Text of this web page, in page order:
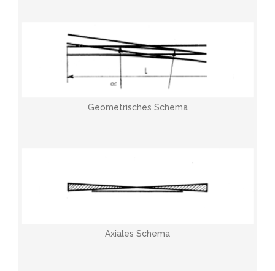
Geometrisches Schema
Axiales Schema